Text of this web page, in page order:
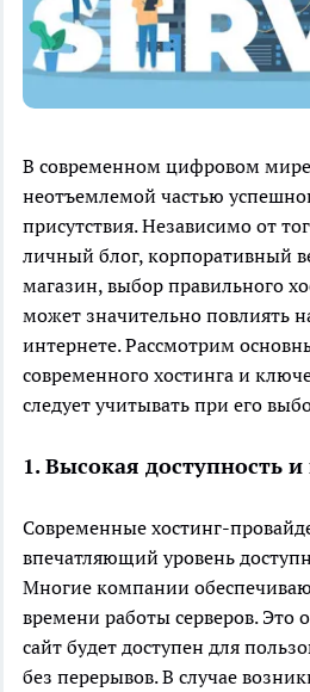
В современном цифровом мире
неотъемлемой частью
присутствия. Независимо от
личный блог, корпоративный
магазин, выбор правильного
может значительно повлиять
интернете. Рассмотрим
современного хостинга и
следует учитывать при его
1. Высокая доступность
Современные хостинг-
впечатляющий уровень
Многие компании
времени работы серверов. Это
сайт будет доступен для
без перерывов. В случае